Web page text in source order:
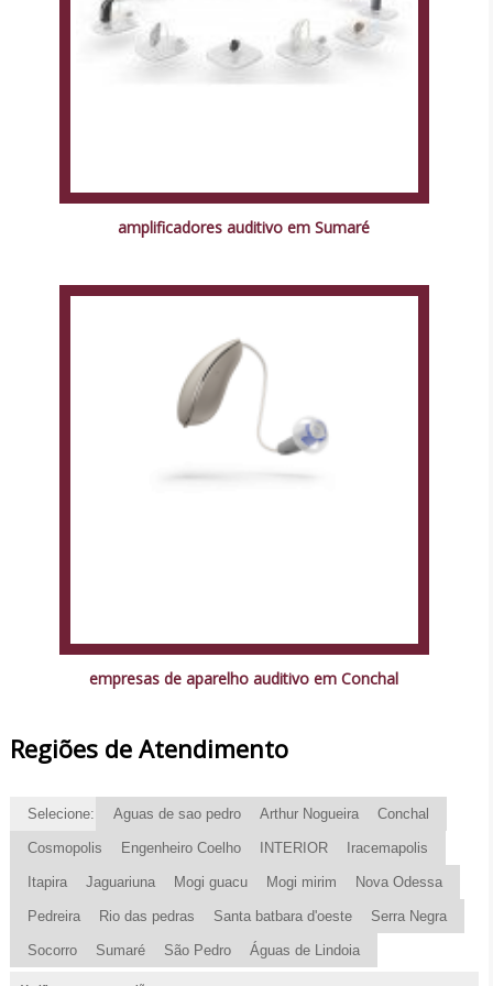
amplificadores auditivo em Sumaré
empresas de aparelho auditivo em Conchal
Regiões de Atendimento
Selecione: Aguas de sao pedro Arthur Nogueira Conchal
Cosmopolis Engenheiro Coelho INTERIOR Iracemapolis
Itapira Jaguariuna Mogi guacu Mogi mirim Nova Odessa
Pedreira Rio das pedras Santa batbara d'oeste Serra Negra
Socorro Sumaré São Pedro Águas de Lindoia